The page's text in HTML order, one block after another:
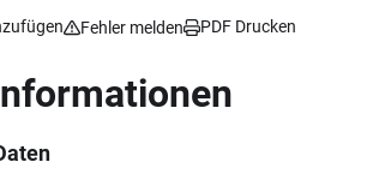
Fehler melden PDF Drucken